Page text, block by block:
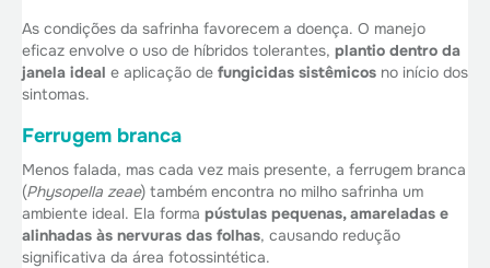
As condições da safrinha favorecem a doença. O manejo
eficaz envolve o uso de híbridos tolerantes, plantio dentro da
janela ideal e aplicação de fungicidas sistêmicos no início dos
sintomas.
Ferrugem branca
Menos falada, mas cada vez mais presente, a ferrugem branca
(Physopella zeae) também encontra no milho safrinha um
ambiente ideal. Ela forma pústulas pequenas, amareladas e
alinhadas às nervuras das folhas, causando redução
significativa da área fotossintética.